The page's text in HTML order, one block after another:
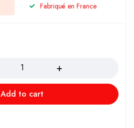
Fabriqué en France
Add to cart